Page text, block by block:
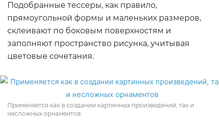
Подобранные тессеры, как правило,
прямоугольной формы и маленьких размеров,
склеивают по боковым поверхностям и
заполняют пространство рисунка, учитывая
цветовые сочетания.
Применяется как в создании картинных произведений, так и
несложных орнаментов